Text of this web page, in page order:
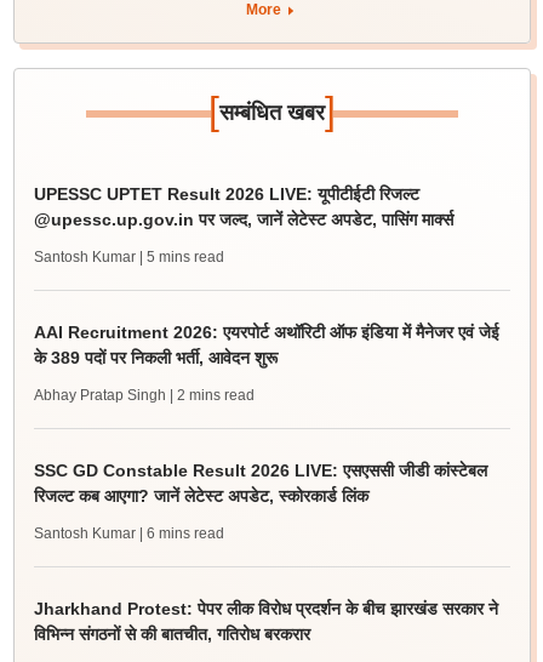
More
[सम्बंधित खबर]
UPESSC UPTET Result 2026 LIVE: यूपीटीईटी रिजल्ट
@upessc.up.gov.in पर जल्द, जानें लेटेस्ट अपडेट, पासिंग मार्क्स
Santosh Kumar | 5 mins read
AAI Recruitment 2026: एयरपोर्ट अथॉरिटी ऑफ इंडिया में मैनेजर एवं जेई
के 389 पदों पर निकली भर्ती, आवेदन शुरू
Abhay Pratap Singh | 2 mins read
SSC GD Constable Result 2026 LIVE: एसएससी जीडी कांस्टेबल
रिजल्ट कब आएगा? जानें लेटेस्ट अपडेट, स्कोरकार्ड लिंक
Santosh Kumar | 6 mins read
Jharkhand Protest: पेपर लीक विरोध प्रदर्शन के बीच झारखंड सरकार ने
विभिन्न संगठनों से की बातचीत, गतिरोध बरकरार